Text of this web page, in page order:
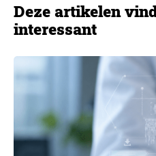
Deze artikelen
interessant